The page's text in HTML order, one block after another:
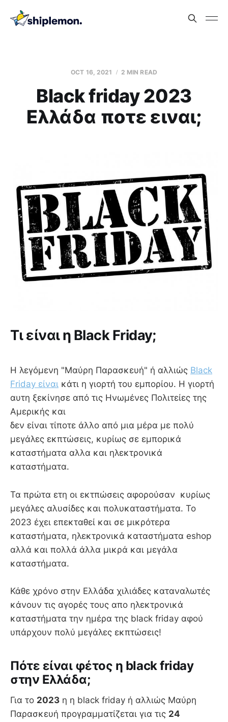
OCT 16, 2021 2 MIN READ
Black friday 2023
Ελλάδα ποτε ειναι;
Τι είναι η Black Friday;
Η λεγόμενη "Μαύρη Παρασκευή" ή αλλιώς Black
Friday είναι κάτι η γιορτή του εμπορίου. Η γιορτή
αυτη ξεκίνησε από τις Ηνωμένες Πολιτείες της
Αμερικής και
δεν είναι τίποτε άλλο από μια μέρα με πολύ
μεγάλες εκπτώσεις, κυρίως σε εμπορικά
καταστήματα αλλα και ηλεκτρονικά
καταστήματα.
Τα πρώτα ετη οι εκτπώσεις αφορούσαν κυρίως
μεγάλες αλυσίδες και πολυκαταστήματα. Το
2023 έχει επεκταθεί και σε μικρότερα
καταστήματα, ηλεκτρονικά καταστήματα eshop
αλλά και πολλά άλλα μικρά και μεγάλα
καταστήματα.
Κάθε χρόνο στην Ελλάδα χιλιάδες καταναλωτές
κάνουν τις αγορές τους απο ηλεκτρονικά
καταστήματα την ημέρα της black friday αφού
υπάρχουν πολύ μεγάλες εκπτώσεις!
Πότε είναι φέτος η black friday
στην Ελλάδα;
Για το 2023 η η black friday ή αλλιώς Μαύρη
Παρασκευή προγραμματίζεται για τις 24